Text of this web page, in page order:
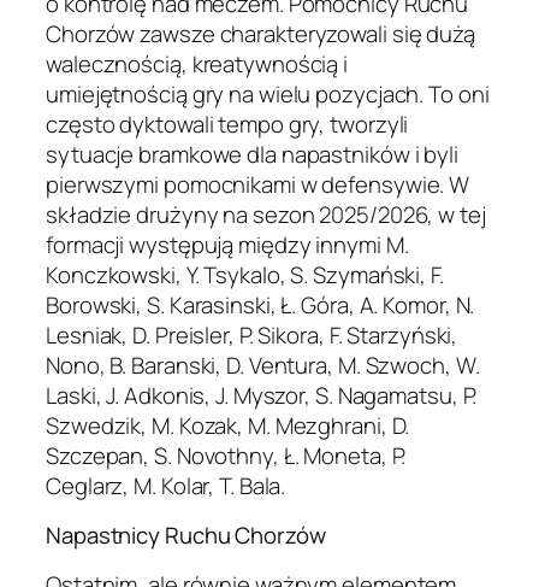
Chorzów zawsze charakteryzowali się dużą
walecznością, kreatywnością i
umiejętnością gry na wielu pozycjach. To oni
często dyktowali tempo gry, tworzyli
sytuacje bramkowe dla napastników i byli
pierwszymi pomocnikami w defensywie. W
składzie drużyny na sezon 2025/2026, w tej
formacji występują między innymi M.
Konczkowski, Y. Tsykalo, S. Szymański, F.
Borowski, S. Karasinski, Ł. Góra, A. Komor, N.
Lesniak, D. Preisler, P. Sikora, F. Starzyński,
Nono, B. Baranski, D. Ventura, M. Szwoch, W.
Laski, J. Adkonis, J. Myszor, S. Nagamatsu, P.
Szwedzik, M. Kozak, M. Mezghrani, D.
Szczepan, S. Novothny, Ł. Moneta, P.
Ceglarz, M. Kolar, T. Bala.
Napastnicy Ruchu Chorzów